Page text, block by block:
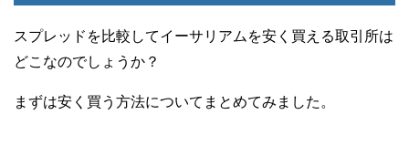
スプレッドを比較してイーサリアムを安く買える取引所は
どこなのでしょうか？
まずは安く買う方法についてまとめてみました。